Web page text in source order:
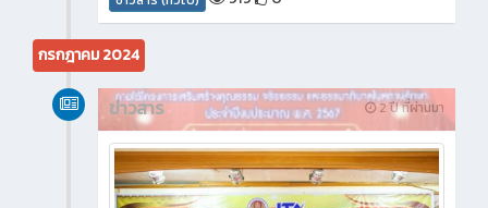
กรกฎาคม 2024
2 ปี ที่ผ่านมา
ข่าวสาร